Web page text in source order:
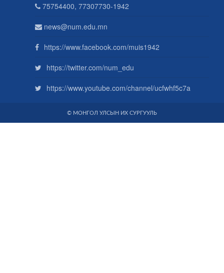
75754400, 77307730-1942
news@num.edu.mn
https://www.facebook.com/muis1942
https://twitter.com/num_edu
https://www.youtube.com/channel/ucfwhf5c7a
© МОНГОЛ УЛСЫН ИХ СУРГУУЛЬ